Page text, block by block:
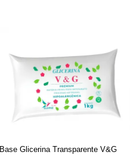
Base Glicerina Transparente V&G